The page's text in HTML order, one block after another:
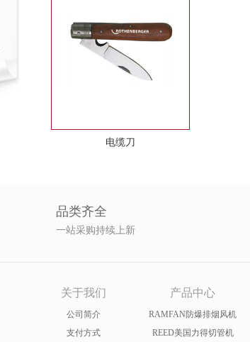
电缆刀
品类齐全
一站采购持续上新
关于我们
公司简介
支付方式
产品中心
RAMFAN防爆排烟风机
REED美国力得切管机